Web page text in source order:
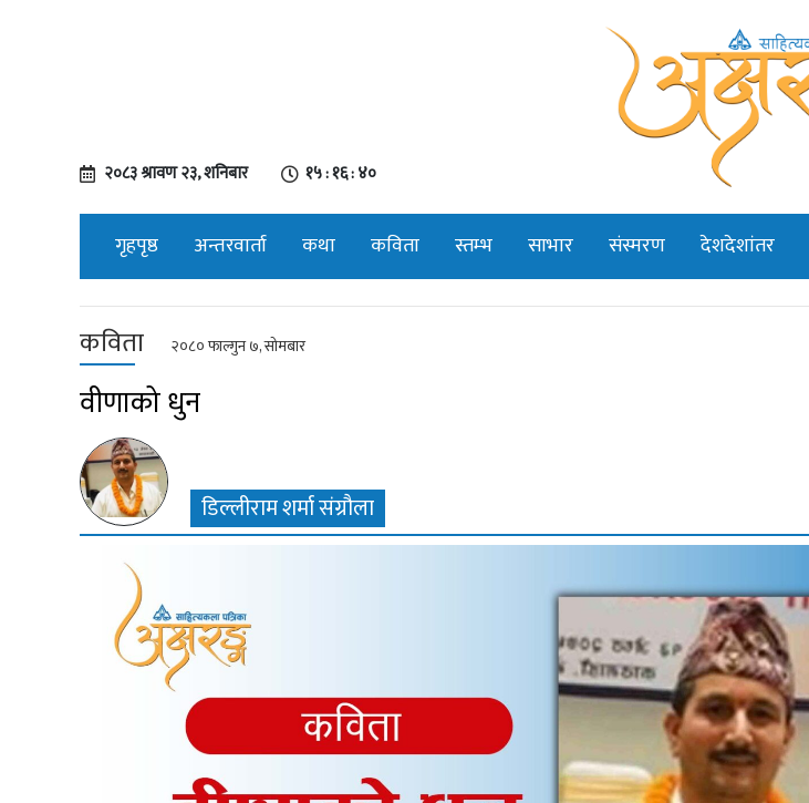
२०८३ श्रावण २३, शनिबार १५ : १६ : ४१
गृहपृष्ठ अन्तरवार्ता कथा कविता स्तम्भ साभार संस्मरण देशदेशांतर
कविता २०८० फाल्गुन ७, सोमबार
वीणाको धुन
डिल्लीराम शर्मा संग्रौला